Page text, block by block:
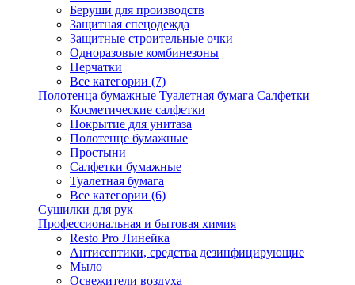
Беруши для производств
Защитная спецодежда
Защитные строительные очки
Одноразовые комбинезоны
Перчатки
Все категории (7)
Полотенца бумажные Туалетная бумага Салфетки
Косметические салфетки
Покрытие для унитаза
Полотенце бумажные
Простыни
Салфетки бумажные
Туалетная бумага
Все категории (6)
Сушилки для рук
Профессиональная и бытовая химия
Resto Pro Линейка
Антисептики, средства дезинфицирующие
Мыло
Освежители воздуха